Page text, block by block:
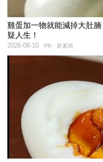
雞蛋加一物就能減掉大肚
疑人生！
PR・新素簡
2026-08-10